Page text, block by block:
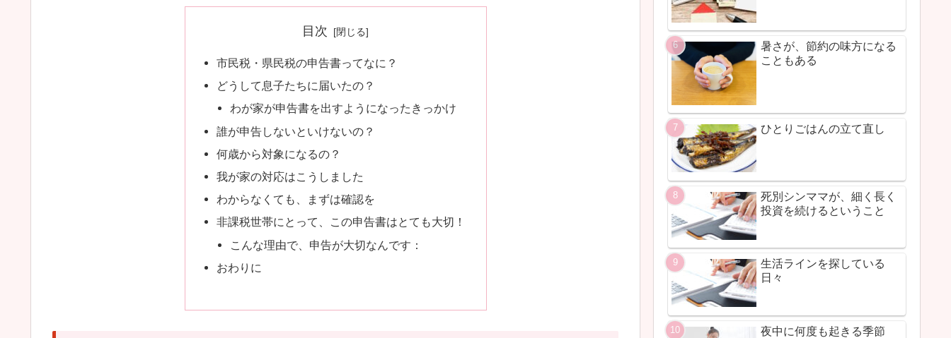
目次
市民税・県民税の申告書ってなに？
どうして息子たちに届いたの？
わが家が申告書を出すようになったきっかけ
誰が申告しないといけないの？
何歳から対象になるの？
我が家の対応はこうしました
わからなくても、まずは確認を
非課税世帯にとって、この申告書はとても大切！
こんな理由で、申告が大切なんです：
おわりに
暑さが、節約の味方になる
こともある
ひとりごはんの立て直し
死別シンママが、細く長く
投資を続けるということ
生活ラインを探している
日々
夜中に何度も起きる季節